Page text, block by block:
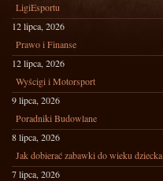
LigiEsportu
12 lipca, 2026
Prawo i Finanse
12 lipca, 2026
Wyścigi i Motorsport
9 lipca, 2026
Poradniki Budowlane
8 lipca, 2026
Jak dobierać zabawki do wieku dziecka
7 lipca, 2026